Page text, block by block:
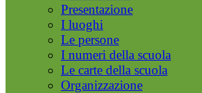
Presentazione
I luoghi
Le persone
I numeri della scuola
Le carte della scuola
Organizzazione